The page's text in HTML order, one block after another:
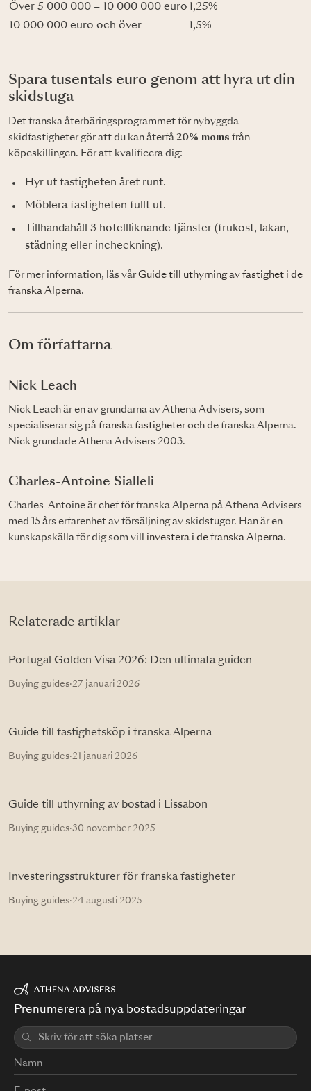
Över 5 000 000 – 10 000 000 euro
1,25%
10 000 000 euro och över
1,5%
Spara tusentals euro genom att hyra ut din
skidstuga
Det franska återbäringsprogrammet för nybyggda
skidfastigheter gör att du kan återfå 20% moms från
köpeskillingen. För att kvalificera dig:
Hyr ut fastigheten året runt.
Möblera fastigheten fullt ut.
Tillhandahåll 3 hotellliknande tjänster (frukost, lakan,
städning eller incheckning).
För mer information, läs vårGuide till uthyrning av fastighet i de
franska Alperna.
Om författarna
Nick Leach
Nick Leach är en av grundarna av Athena Advisers, som
specialiserar sig på franska fastigheteroch de franska Alperna.
Nick grundade Athena Advisers 2003.
Charles-Antoine Sialleli
Charles-Antoine är chef för franska Alperna på Athena Advisers
med 15 års erfarenhet av försäljning av skidstugor. Han är en
kunskapskälla för dig som vill investera i de franska Alperna.
Relaterade artiklar
Portugal Golden Visa 2026: Den ultimata guiden
Buying guides·27 januari 2026
Guide till fastighetsköp i franska Alperna
Buying guides·21 januari 2026
Guide till uthyrning av bostad i Lissabon
Buying guides·30 november 2025
Investeringsstrukturer för franska fastigheter
Buying guides·24 augusti 2025
Prenumerera på nya bostadsuppdateringar